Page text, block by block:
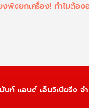
พังยกเครื่อง! ทำไมต้อง
นท์ แอนด์ เอ็นจิเนียริ่ง จ